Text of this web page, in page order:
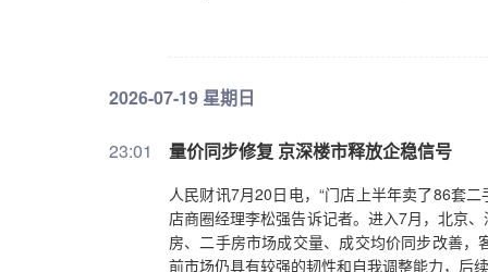
2026-07-19 星期日
23:01 量价同步修复 京深楼市释放企稳信号
人民财讯7月20日电，“门店上半年卖了86套
店商圈经理李松强告诉记者。进入7月，北京
房、二手房市场成交量、成交均价同步改善
前市场仍具有较强的韧性和自我调整能力，后